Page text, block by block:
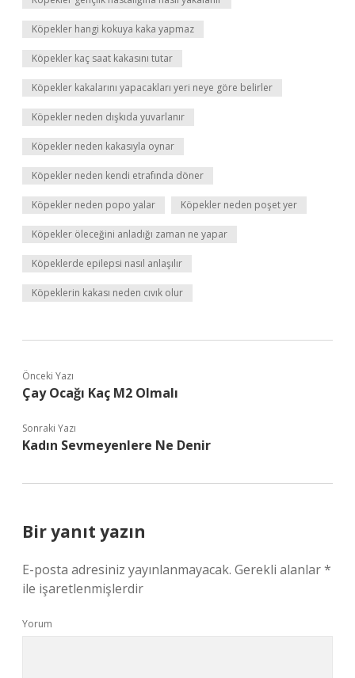
Köpekler hangi kokuya kaka yapmaz
Köpekler kaç saat kakasını tutar
Köpekler kakalarını yapacakları yeri neye göre belirler
Köpekler neden dışkıda yuvarlanır
Köpekler neden kakasıyla oynar
Köpekler neden kendi etrafında döner
Köpekler neden popo yalar Köpekler neden poşet yer
Köpekler öleceğini anladığı zaman ne yapar
Köpeklerde epilepsi nasıl anlaşılır
Köpeklerin kakası neden cıvık olur
Önceki Yazı
Çay Ocağı Kaç M2 Olmalı
Sonraki Yazı
Kadın Sevmeyenlere Ne Denir
Bir yanıt yazın
E-posta adresiniz yayınlanmayacak. Gerekli alanlar*
ile işaretlenmişlerdir
Yorum